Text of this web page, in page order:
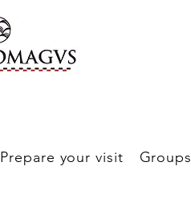
Prepare your visit Groups